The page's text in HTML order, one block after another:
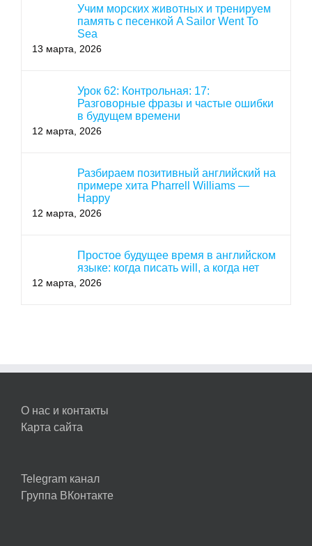
Учим морских животных и тренируем
память с песенкой A Sailor Went To
Sea
13 марта, 2026
Урок 62: Контрольная: 17:
Разговорные фразы и частые ошибки
в будущем времени
12 марта, 2026
Разбираем позитивный английский на
примере хита Pharrell Williams —
Happy
12 марта, 2026
Простое будущее время в английском
языке: когда писать will, а когда нет
12 марта, 2026
О нас и контакты
Карта сайта
Telegram канал
Группа ВКонтакте